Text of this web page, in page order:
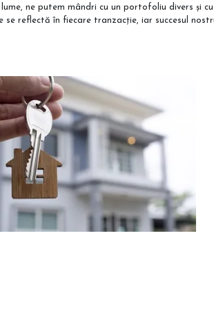
ne putem mândri cu un portofoliu divers și
se reflectă în fiecare tranzacție, iar succesul